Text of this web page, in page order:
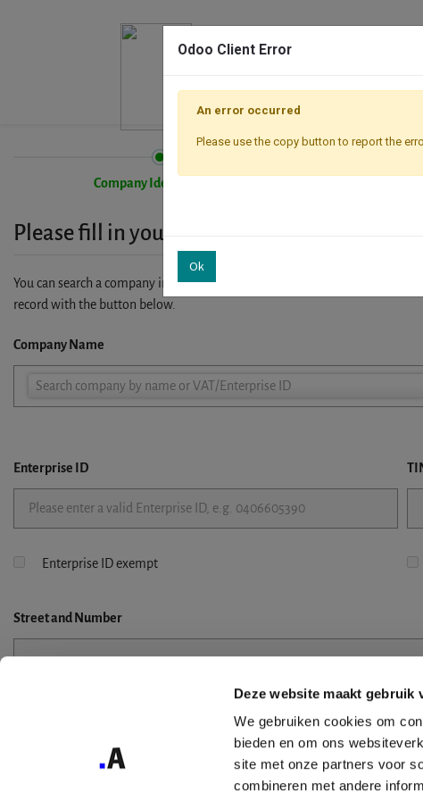
Deze website maakt gebruik
We gebruiken cookies om
bieden en om ons
site met onze partners voor
combineren met andere
Company Identification
Please fill in your company details
You can search a company in our database by name, VAT or enterprise
record with the button below.
Company Name
Search company by name or VAT/Enterprise ID
Company
Enterprise ID
Enterprise ID exempt
Streetand Number
Odoo Client Error
An error occurred
Please use the copy button to report the
Ok